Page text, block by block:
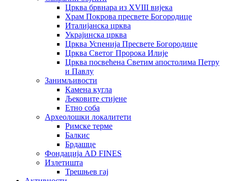
Црква брвнара из XVIII вијека
Храм Покрова пресвете Богородице
Италијанска црква
Украјинска црква
Црква Успенија Пресвете Богородице
Црква Светог Пророка Илије
Црква посвећена Светим апостолима Петру
и Павлу
Занимљивости
Камена кугла
Љековите стијене
Етно соба
Археолошки локалитети
Римске терме
Балкис
Брдашце
Фондација AD FINES
Излетишта
Трешњев гај